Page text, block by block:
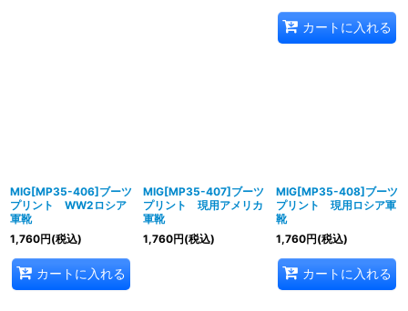
カートに入れる
MIG[MP35-406]ブーツ
プリント WW2ロシア
軍靴
1,760円(税込)
カートに入れる
MIG[MP35-407]ブーツ
プリント 現用アメリカ
軍靴
1,760円(税込)
MIG[MP35-408]ブーツ
プリント 現用ロシア軍
靴
1,760円(税込)
カートに入れる